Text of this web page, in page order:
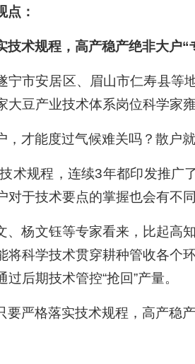
点：
技术规程，高产稳产绝非大户“
宁市安居区、眉山市仁寿县等
大豆产业技术体系岗位科学家
，才能度过气候难关吗？散户
术规程，连续3年都印发推广
对于技术要点的掌握也会有不
、杨文钰等专家看来，比起高
将科学技术贯穿耕种管收各个
后期技术管控“抢回”产量。
要严格落实技术规程，高产稳